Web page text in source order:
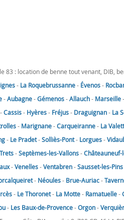
83 : location de benne tout venant, DIB,
- La Roquebrussanne- Évenos-
-Aubagne-Gémenos-Allauch- Marseille-
-Cassis- Hyères- Fréjus- Draguignan- La
- Marignane-Carqueiranne- La
- Le Pradet-Solliès-Pont- Lorgues-
Trets-Septèmes-les-Vallons-
-Venelles-Ventabren-Sausset-les-Pins
- Néoules- Brue-Auriac-
- Le Thoronet- La Motte- Ramatuelle-
- Les Baux-de-Provence-Orgon-